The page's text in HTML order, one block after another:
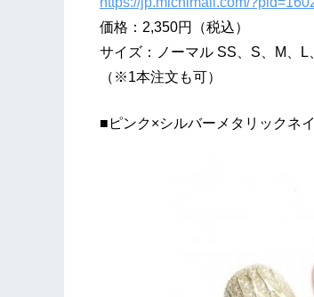
価格：2,350円（税込）
サイズ：ノーマル SS、S、M、
（※1本注文も可）
■ピンク×シルバーメタリックネ